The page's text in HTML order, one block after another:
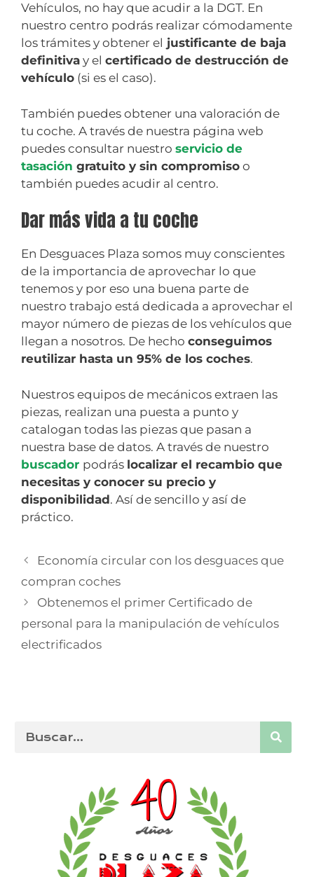
Vehículos, no hay que acudir a la DGT. En
nuestro centro podrás realizar cómodamente
los trámites y obtener el justificante de baja
definitiva y el certificado de destrucción de
vehículo (si es el caso).
También puedes obtener una valoración de
tu coche. A través de nuestra página web
puedes consultar nuestro servicio de
tasación gratuito y sin compromiso o
también puedes acudir al centro.
Dar más vida a tu coche
En Desguaces Plaza somos muy conscientes
de la importancia de aprovechar lo que
tenemos y por eso una buena parte de
nuestro trabajo está dedicada a aprovechar el
mayor número de piezas de los vehículos que
llegan a nosotros. De hecho conseguimos
reutilizar hasta un 95% de los coches.
Nuestros equipos de mecánicos extraen las
piezas, realizan una puesta a punto y
catalogan todas las piezas que pasan a
nuestra base de datos. A través de nuestro
buscador podrás localizar el recambio que
necesitas y conocer su precio y
disponibilidad. Así de sencillo y así de
práctico.
Economía circular con los desguaces que
compran coches
Obtenemos el primer Certificado de
personal para la manipulación de vehículos
electrificados